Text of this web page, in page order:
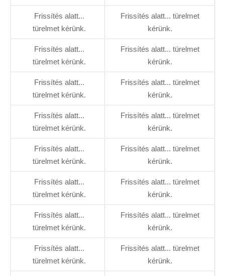
Frissítés alatt...
türelmet kérünk.
Frissítés alatt... türelmet
kérünk.
Frissítés alatt...
türelmet kérünk.
Frissítés alatt... türelmet
kérünk.
Frissítés alatt...
türelmet kérünk.
Frissítés alatt... türelmet
kérünk.
Frissítés alatt...
türelmet kérünk.
Frissítés alatt... türelmet
kérünk.
Frissítés alatt...
türelmet kérünk.
Frissítés alatt... türelmet
kérünk.
Frissítés alatt...
türelmet kérünk.
Frissítés alatt... türelmet
kérünk.
Frissítés alatt...
türelmet kérünk.
Frissítés alatt... türelmet
kérünk.
Frissítés alatt...
türelmet kérünk.
Frissítés alatt... türelmet
kérünk.